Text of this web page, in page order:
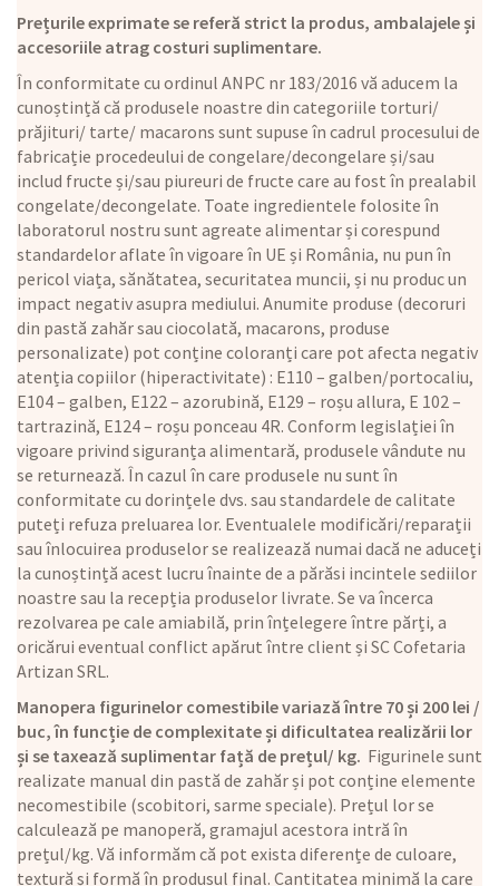
Prețurile exprimate se referă strict la produs, ambalajele și
accesoriile atrag costuri suplimentare.
În conformitate cu ordinul ANPC nr 183/2016 vă aducem la
cunoștință că produsele noastre din categoriile torturi/
prăjituri/ tarte/ macarons sunt supuse în cadrul procesului de
fabricație procedeului de congelare/decongelare și/sau
includ fructe și/sau piureuri de fructe care au fost în prealabil
congelate/decongelate. Toate ingredientele folosite în
laboratorul nostru sunt agreate alimentar și corespund
standardelor aflate în vigoare în UE și România, nu pun în
pericol viața, sănătatea, securitatea muncii, și nu produc un
impact negativ asupra mediului. Anumite produse (decoruri
din pastă zahăr sau ciocolată, macarons, produse
personalizate) pot conține coloranți care pot afecta negativ
atenția copiilor (hiperactivitate) : E110 – galben/portocaliu,
E104 – galben, E122 – azorubină, E129 – roșu allura, E 102 –
tartrazină, E124 – roșu ponceau 4R. Conform legislației în
vigoare privind siguranța alimentară, produsele vândute nu
se returnează. În cazul în care produsele nu sunt în
conformitate cu dorințele dvs. sau standardele de calitate
puteți refuza preluarea lor. Eventualele modificări/reparații
sau înlocuirea produselor se realizează numai dacă ne aduceți
la cunoștință acest lucru înainte de a părăsi incintele sediilor
noastre sau la recepția produselor livrate. Se va încerca
rezolvarea pe cale amiabilă, prin înțelegere între părți, a
oricărui eventual conflict apărut între client și SC Cofetaria
Artizan SRL.
Manopera figurinelor comestibile variază între 70 și 200 lei /
buc, în funcție de complexitate și dificultatea realizării lor
și se taxează suplimentar față de prețul/ kg. Figurinele sunt
realizate manual din pastă de zahăr și pot conține elemente
necomestibile (scobitori, sarme speciale). Prețul lor se
calculează pe manoperă, gramajul acestora intră în
prețul/kg. Vă informăm că pot exista diferențe de culoare,
textură și formă în produsul final. Cantitatea minimă la care